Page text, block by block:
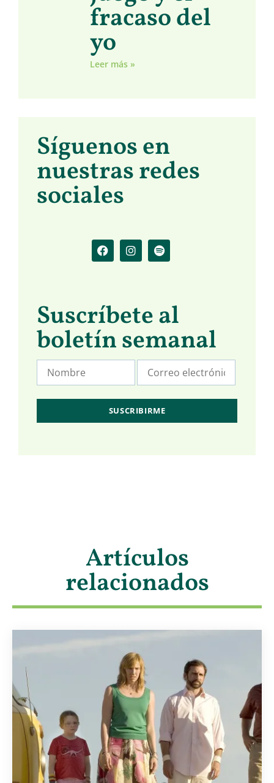
fracaso del
yo
Leer más »
Síguenos en
nuestras redes
sociales
Suscríbete al
boletín semanal
Artículos
relacionados